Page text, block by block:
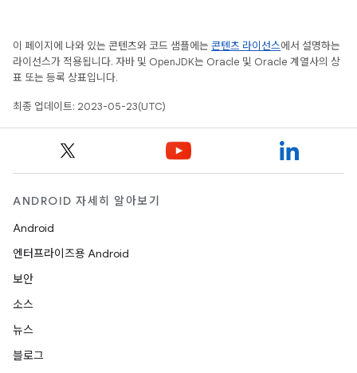
이 페이지에 나와 있는 콘텐츠와 코드 샘플에는 콘텐츠 라이선스에서 설명하는
라이선스가 적용됩니다. 자바 및 OpenJDK는 Oracle 및 Oracle 계열사의 상
표 또는 등록 상표입니다.
최종 업데이트: 2023-05-23(UTC)
ANDROID 자세히 알아보기
Android
엔터프라이즈용 Android
보안
소스
뉴스
블로그